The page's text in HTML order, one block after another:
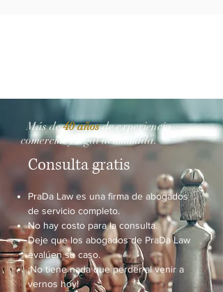
Más de 40 años de experiencia
comercial y legal acumulada.
Consulta gratis
PraDa Law es una firma de abogados
de servicio completo.
No hay costo para la consulta.
Deje que los abogados de PraDa Law
evalúen su caso.
¡No tiene nada que perder al venir a
vernos hoy!